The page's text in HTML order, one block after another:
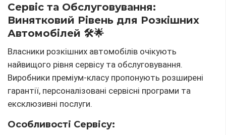
Сервіс та Обслуговування:
Винятковий Рівень для Розкішних
Автомобілей 🛠️🌟
Власники розкішних автомобілів очікують
найвищого рівня сервісу та обслуговування.
Виробники преміум-класу пропонують розширені
гарантії, персоналізовані сервісні програми та
ексклюзивні послуги.
Особливості Сервісу: